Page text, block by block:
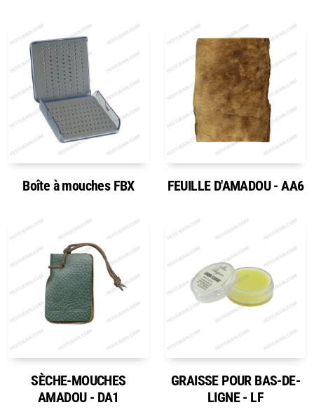
Boîte à mouches FBX FEUILLE D'AMADOU - AA6
SÈCHE-MOUCHES
AMADOU - DA1
GRAISSE POUR BAS-DE-
LIGNE - LF